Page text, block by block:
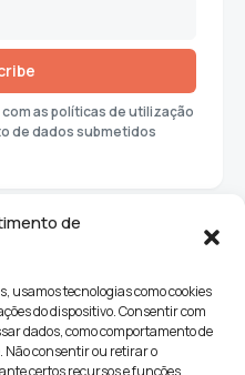
de
usamos tecnologias como cookies
do dispositivo. Consentir com
dados, como comportamento de
Não consentir ou retirar o
certos recursos e funções.
as políticas de utilização
de dados submetidos